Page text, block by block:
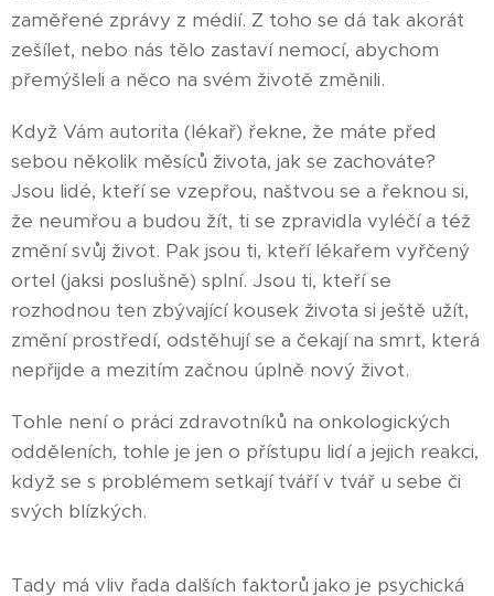
zaměřené zprávy z médií. Z toho se dá tak akorát
zešílet, nebo nás tělo zastaví nemocí, abychom
přemýšleli a něco na svém životě změnili.
Když Vám autorita (lékař) řekne, že máte před
sebou několik měsíců života, jak se zachováte?
Jsou lidé, kteří se vzepřou, naštvou se a řeknou si,
že neumřou a budou žít, ti se zpravidla vyléčí a též
změní svůj život. Pak jsou ti, kteří lékařem vyřčený
ortel (jaksi poslušně) splní. Jsou ti, kteří se
rozhodnou ten zbývající kousek života si ještě užít,
změní prostředí, odstěhují se a čekají na smrt, která
nepřijde a mezitím začnou úplně nový život.
Tohle není o práci zdravotníků na onkologických
odděleních, tohle je jen o přístupu lidí a jejich reakci,
když se s problémem setkají tváří v tvář u sebe či
svých blízkých.
Tady má vliv řada dalších faktorů jako je psychická